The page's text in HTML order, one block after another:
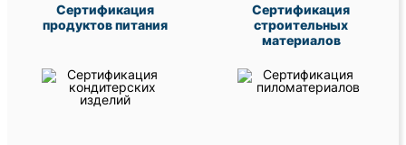
Сертификация
продуктов питания
Сертификация
строительных
материалов